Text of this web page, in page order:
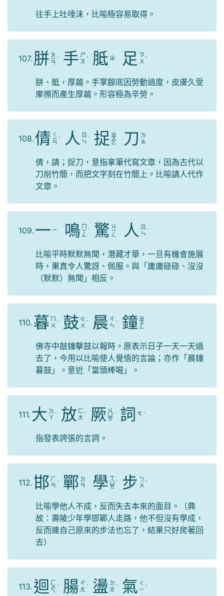
往手上吐唾沫，比喻極容易取得。
107. 胼 ㄆ
ㄧ
ㄢ
ˊ 手 ㄕ
ㄡ ˇ 胝 ㄓ 足 ㄗ
ㄨ ˊ
胼、胝，厚繭。手掌腳底因勞動過度，皮膚久受
摩擦而產生厚繭。形容極為辛勞。
108.倩 ㄑ
ㄧ
ㄢ
ˋ 人 ㄖ
ㄣ ˊ 捉 ㄓ
ㄨ
ㄛ 刀 ㄉ
ㄠ
倩，請；捉刀，意指拿筆代寫文章，因為古代以
刀削竹簡，而把文字刻在竹簡上。比喻請人代作
文章。
109. 一 ㄧ 鳴 ㄇ
ㄧ
ㄥ
ˊ 驚 ㄐ
ㄧ
ㄥ 人 ㄖ
ㄣ ˊ
比喻平時默默無聞，潛藏才華，一旦有機會施展
時，果真令人驚訝、佩服。與「庸庸碌碌、沒沒
（默默）無聞」相反。
110. 暮 ㄇ
ㄨ ˋ 鼓 ㄍ
ㄨ ˇ 晨 ㄔ
ㄣ ˊ 鐘 ㄓ
ㄨ
ㄥ
佛寺中敲鐘擊鼓以報時。原表示日子一天一天過
去了，今用以比喻使人覺悟的言論；亦作「晨鐘
暮鼓」。意近「當頭棒喝」。
111. 大 ㄉ
ㄚ ˋ 放 ㄈ
ㄤ ˋ 厥 ㄐ
ㄩ
ㄝ
ˊ 詞 ㄘ ˊ
指發表誇張的言詞。
112. 邯 ㄏ
ㄢ ˊ 鄲 ㄉ
ㄢ
學 ㄒ
ㄩ
ㄝ
ˊ 步 ㄅ
ㄨ ˋ
比喻學他人不成，反而失去本來的面目。（典
故：壽陵少年學邯鄲人走路，他不但沒有學成，
反而連自己原來的步法也忘了，結果只好爬著回
去）
113. 迴 ㄏ
ㄨ
ㄟ
ˊ 腸 ㄔ
ㄤ ˊ 盪 ㄉ
ㄤ ˋ 氣 ㄑ
ㄧ ˋ